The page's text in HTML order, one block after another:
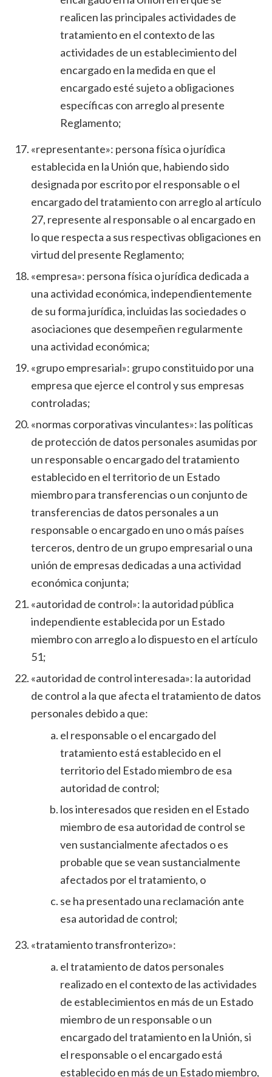
realicen las principales actividades de
tratamiento en el contexto de las
actividades de un establecimiento del
encargado en la medida en que el
encargado esté sujeto a obligaciones
específicas con arreglo al presente
Reglamento;
«representante»: persona física o jurídica
establecida en la Unión que, habiendo sido
designada por escrito por el responsable o el
encargado del tratamiento con arreglo al artículo
27, represente al responsable o al encargado en
lo que respecta a sus respectivas obligaciones en
virtud del presente Reglamento;
«empresa»: persona física o jurídica dedicada a
una actividad económica, independientemente
de su forma jurídica, incluidas las sociedades o
asociaciones que desempeñen regularmente
una actividad económica;
«grupo empresarial»: grupo constituido por una
empresa que ejerce el control y sus empresas
controladas;
«normas corporativas vinculantes»: las políticas
de protección de datos personales asumidas por
un responsable o encargado del tratamiento
establecido en el territorio de un Estado
miembro para transferencias o un conjunto de
transferencias de datos personales a un
responsable o encargado en uno o más países
terceros, dentro de un grupo empresarial o una
unión de empresas dedicadas a una actividad
económica conjunta;
«autoridad de control»: la autoridad pública
independiente establecida por un Estado
miembro con arreglo a lo dispuesto en el artículo
51;
«autoridad de control interesada»: la autoridad
de control a la que afecta el tratamiento de datos
personales debido a que:
el responsable o el encargado del
tratamiento está establecido en el
territorio del Estado miembro de esa
autoridad de control;
los interesados que residen en el Estado
miembro de esa autoridad de control se
ven sustancialmente afectados o es
probable que se vean sustancialmente
afectados por el tratamiento, o
se ha presentado una reclamación ante
esa autoridad de control;
«tratamiento transfronterizo»:
el tratamiento de datos personales
realizado en el contexto de las actividades
de establecimientos en más de un Estado
miembro de un responsable o un
encargado del tratamiento en la Unión, si
el responsable o el encargado está
establecido en más de un Estado miembro,